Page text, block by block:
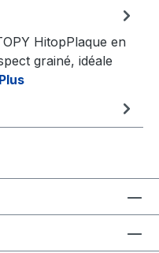
HitopPlaque en
grainé, idéale
Plus